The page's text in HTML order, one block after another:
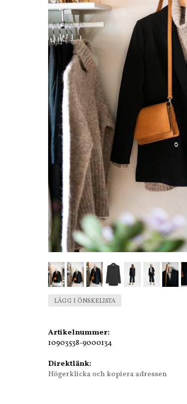
LÄGG I ÖNSKELISTA
Artikelnummer:
10903538-9000134
Direktlänk:
Högerklicka och kopiera adressen